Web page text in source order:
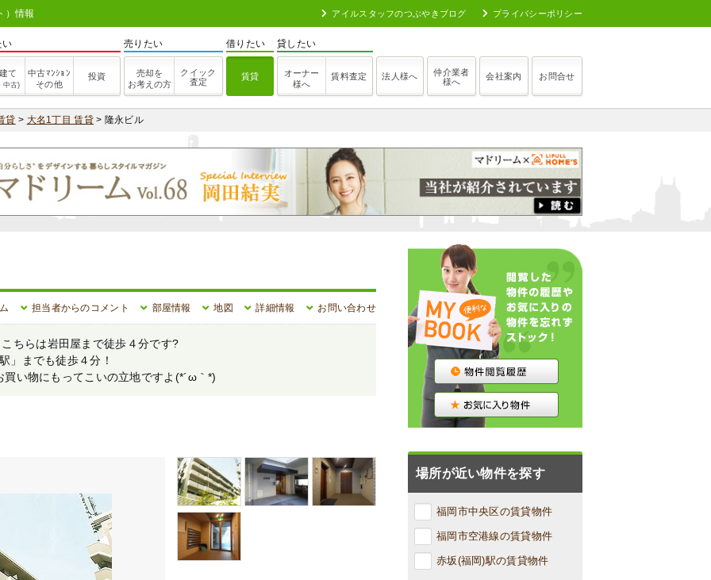
）情報 アイルスタッフのつぶやきブログ プライバシーポリシー
い
て
中古)
中古ﾏﾝｼｮﾝ
その他
投資
売りたい
売却を
お考えの方
クイック
査定
借りたい
賃貸
貸したい
オーナー
様へ
賃料査定 法人様へ
仲介業者
様へ
会社案内 お問合せ
貸 > 大名1丁目 賃貸> 隆永ビル
担当者からのコメント 部屋情報 地図 詳細情報 お問い合わせ
らは岩田屋まで徒歩４分です?
」までも徒歩４分！
買い物にもってこいの立地ですよ(*´ω｀*)
場所が近い物件を探す
福岡市中央区の賃貸物件
福岡市空港線の賃貸物件
赤坂(福岡)駅の賃貸物件